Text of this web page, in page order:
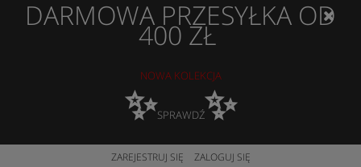
DARMOWA PRZESYŁKA OD
400 ZŁ
NOWA KOLEKCJA
✨SPRAWDŹ✨
ZAREJESTRUJ SIĘ ZALOGUJ SIĘ